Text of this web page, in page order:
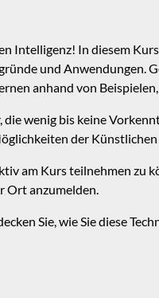
Intelligenz! In diesem
und Anwendungen.
anhand von
wenig bis keine
der
am Kurs teilnehmen zu
Ort anzumelden.
Sie, wie Sie diese